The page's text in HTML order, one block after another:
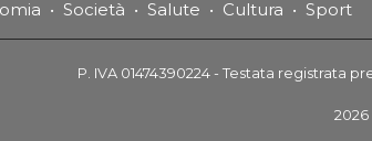
• Società • Salute • Cultura • Sport
P. IVA 01474390224 - Testata registrata
2026